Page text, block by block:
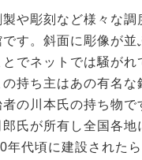
や彫刻など様々な調
す。斜面に彫像が並
でネットでは騒がれ
持ち主はあの有名な
の川本氏の持ち物で
氏が所有し全国各地
年代頃に建設された